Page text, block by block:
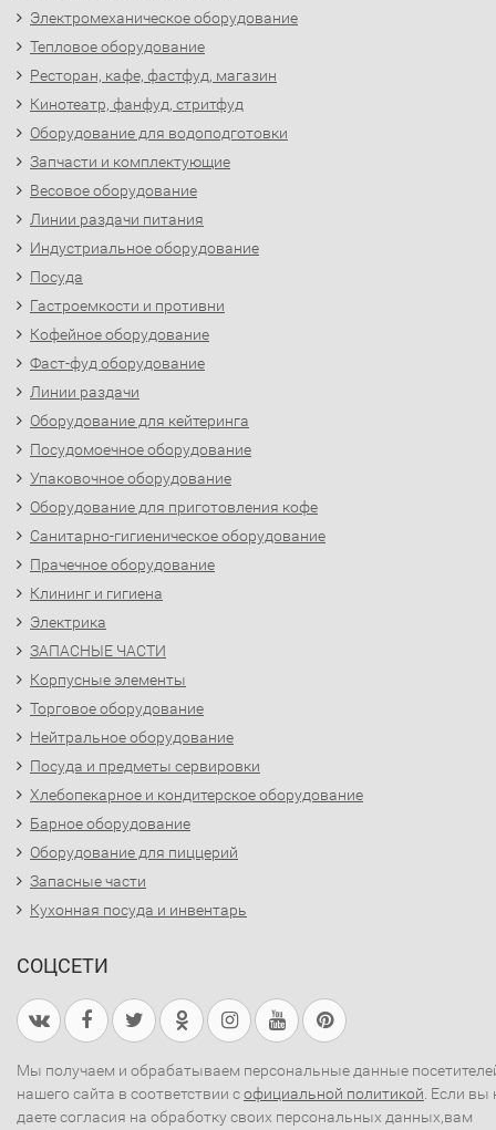
Электромеханическое оборудование
Тепловое оборудование
Ресторан, кафе, фастфуд, магазин
Кинотеатр, фанфуд, стритфуд
Оборудование для водоподготовки
Запчасти и комплектующие
Весовое оборудование
Линии раздачи питания
Индустриальное оборудование
Посуда
Гастроемкости и противни
Кофейное оборудование
Фаст-фуд оборудование
Линии раздачи
Оборудование для кейтеринга
Посудомоечное оборудование
Упаковочное оборудование
Оборудование для приготовления кофе
Санитарно-гигиеническое оборудование
Прачечное оборудование
Клининг и гигиена
Электрика
ЗАПАСНЫЕ ЧАСТИ
Корпусные элементы
Торговое оборудование
Нейтральное оборудование
Посуда и предметы сервировки
Хлебопекарное и кондитерское оборудование
Барное оборудование
Оборудование для пиццерий
Запасные части
Кухонная посуда и инвентарь
СОЦСЕТИ
Мы получаем и обрабатываем персональные данные
нашего сайта в соответствии софициальной политикой . Если вы
даете согласия на обработку своих персональных данных,вам